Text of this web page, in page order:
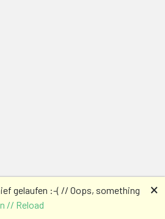
gelaufen :-( // Oops, something
// Reload
🗙